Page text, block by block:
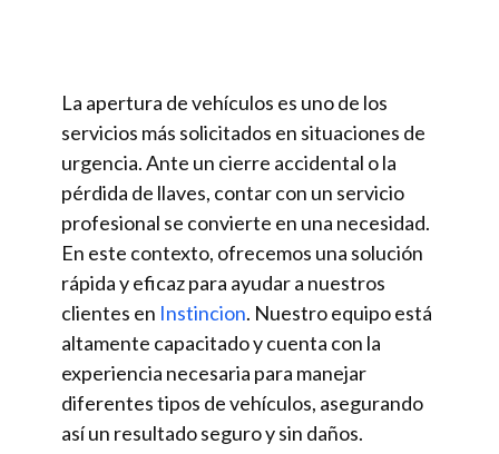
La apertura de vehículos es uno de los
servicios más solicitados en situaciones de
urgencia. Ante un cierre accidental o la
pérdida de llaves, contar con un servicio
profesional se convierte en una necesidad.
En este contexto, ofrecemos una solución
rápida y eficaz para ayudar a nuestros
clientes en Instincion. Nuestro equipo está
altamente capacitado y cuenta con la
experiencia necesaria para manejar
diferentes tipos de vehículos, asegurando
así un resultado seguro y sin daños.